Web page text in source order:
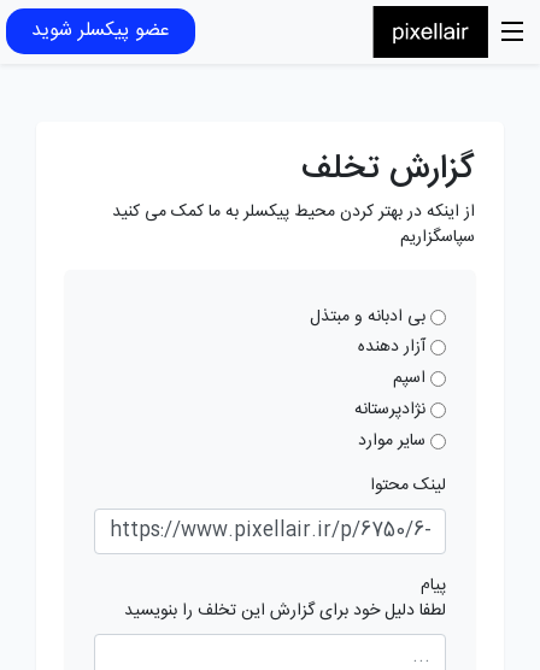
عضو پیکسلر شوید
گزارش تخلف
از اینکه در بهتر کردن محیط پیکسلر به ما کمک می کنید
سپاسگزاریم
بی ادبانه و مبتذل
آزار دهنده
اسپم
نژادپرستانه
سایر موارد
لینک محتوا
پیام
لطفا دلیل خود برای گزارش این تخلف را بنویسید